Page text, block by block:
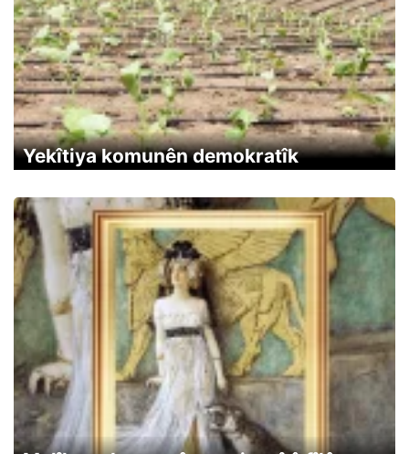
Yekîtiya komunên demokratîk